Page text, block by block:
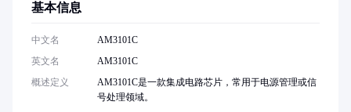
基本信息
中文名
AM3101C
英文名
AM3101C
概述定义
AM3101C是一款集成电路芯片，常用于电源管理或信
号处理领域。